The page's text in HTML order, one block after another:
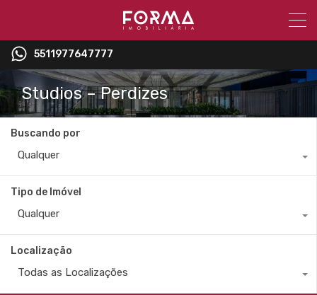
5511977647777
Studios – Perdizes
Buscando por
Qualquer
Tipo de Imóvel
Qualquer
Localização
Todas as Localizações